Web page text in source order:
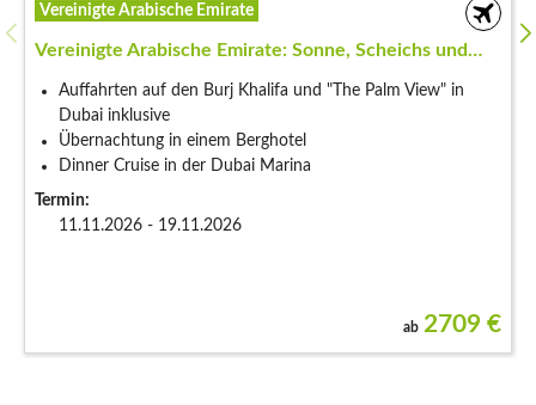
Tunesien
Tunesien: Sonne, Sand und Weltgeschichte
Frühbucherrabatt von 3% bis zum 30.09.2026 auf Termine
2027
Übernachtung in Superior Zelten in der Wüste von Douz
UNESCO-Weltkulturerbestätte + Wüsten-Natur + Drehorte
von STAR WARS
Termine:
ab 2191 €